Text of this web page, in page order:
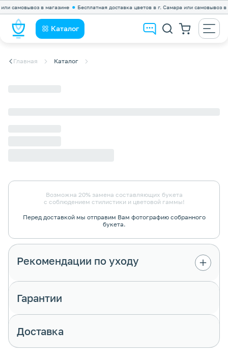
самовывоз в магазине Бесплатная доставка цветов в г. Самара или самовывоз в
Каталог
Главная Каталог
Возможна 20% замена составляющих букета
с соблюдением стилистики и цветовой гаммы!
Перед доставкой мы отправим Вам фотографию собранного
букета.
Рекомендации по уходу
Гарантии
Доставка